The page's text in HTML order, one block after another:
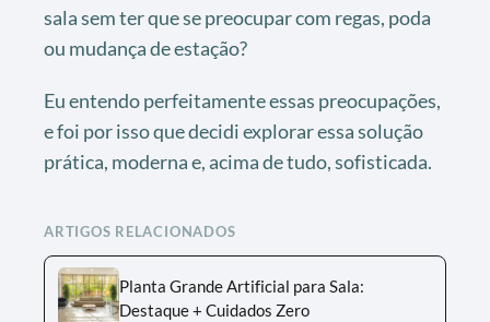
sala sem ter que se preocupar com regas, poda
ou mudança de estação?
Eu entendo perfeitamente essas preocupações,
e foi por isso que decidi explorar essa solução
prática, moderna e, acima de tudo, sofisticada.
ARTIGOS RELACIONADOS
Planta Grande Artificial para Sala:
Destaque + Cuidados Zero